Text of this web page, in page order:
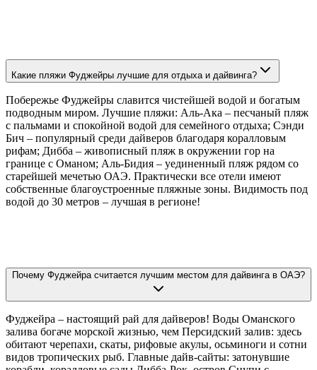
Какие пляжи Фуджейры лучшие для отдыха и дайвинга?
Побережье Фуджейры славится чистейшей водой и богатым
подводным миром. Лучшие пляжи: Аль-Ака – песчаный пляж
с пальмами и спокойной водой для семейного отдыха; Сэнди
Бич – популярный среди дайверов благодаря коралловым
рифам; Дибба – живописный пляж в окружении гор на
границе с Оманом; Аль-Бидия – уединенный пляж рядом со
старейшей мечетью ОАЭ. Практически все отели имеют
собственные благоустроенные пляжные зоны. Видимость под
водой до 30 метров – лучшая в регионе!
Почему Фуджейра считается лучшим местом для дайвинга в ОАЭ?
Фуджейра – настоящий рай для дайверов! Воды Оманского
залива богаче морской жизнью, чем Персидский залив: здесь
обитают черепахи, скаты, рифовые акулы, осьминоги и сотни
видов тропических рыб. Главные дайв-сайты: затонувшие